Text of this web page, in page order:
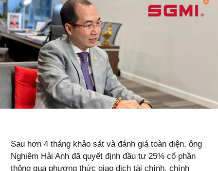
Sau hơn 4 tháng khảo sát và đánh giá toàn diện, ông
Nghiêm Hải Anh đã quyết định đầu tư 25% cổ phần
thông qua phương thức giao dịch tài chính, chính